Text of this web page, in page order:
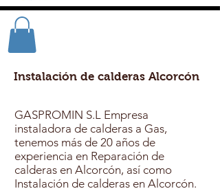
Instalación de calderas Alcorcón
GASPROMIN S.L Empresa
instaladora de calderas a Gas,
tenemos más de 20 años de
experiencia en Reparación de
calderas en Alcorcón, así como
Instalación de calderas en Alcorcón.